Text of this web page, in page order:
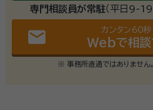
専門相談員が常駐（平日9-
email カンタン60秒
Webで相談
※ 事務所直通ではありません